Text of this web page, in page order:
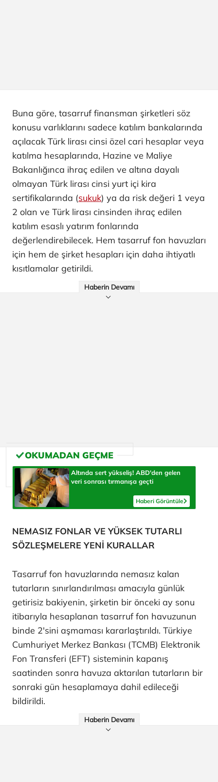
Buna göre, tasarruf finansman şirketleri söz
konusu varlıklarını sadece katılım bankalarında
açılacak Türk lirası cinsi özel cari hesaplar veya
katılma hesaplarında, Hazine ve Maliye
Bakanlığınca ihraç edilen ve altına dayalı
olmayan Türk lirası cinsi yurt içi kira
sertifikalarında (sukuk) ya da risk değeri 1 veya
2 olan ve Türk lirası cinsinden ihraç edilen
katılım esaslı yatırım fonlarında
değerlendirebilecek. Hem tasarruf fon havuzları
için hem de şirket hesapları için daha ihtiyatlı
kısıtlamalar getirildi.
Haberin Devamı
Altında sert yükseliş! ABD'den gelen
veri sonrası tırmanışa geçti
Haberi Görüntüle
NEMASIZ FONLAR VE YÜKSEK TUTARLI
SÖZLEŞMELERE YENİ KURALLAR
Tasarruf fon havuzlarında nemasız kalan
tutarların sınırlandırılması amacıyla günlük
getirisiz bakiyenin, şirketin bir önceki ay sonu
itibarıyla hesaplanan tasarruf fon havuzunun
binde 2'sini aşmaması kararlaştırıldı. Türkiye
Cumhuriyet Merkez Bankası (TCMB) Elektronik
Fon Transferi (EFT) sisteminin kapanış
saatinden sonra havuza aktarılan tutarların bir
sonraki gün hesaplamaya dahil edileceği
bildirildi.
Haberin Devamı